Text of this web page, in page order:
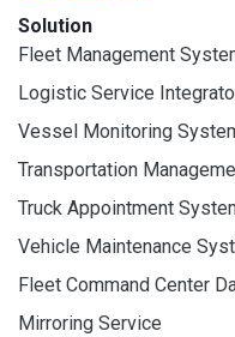
Solution
Fleet Management
Logistic Service
Vessel Monitoring
Transportation
Truck Appointment
Vehicle Maintenance
Fleet Command Center
Mirroring Service